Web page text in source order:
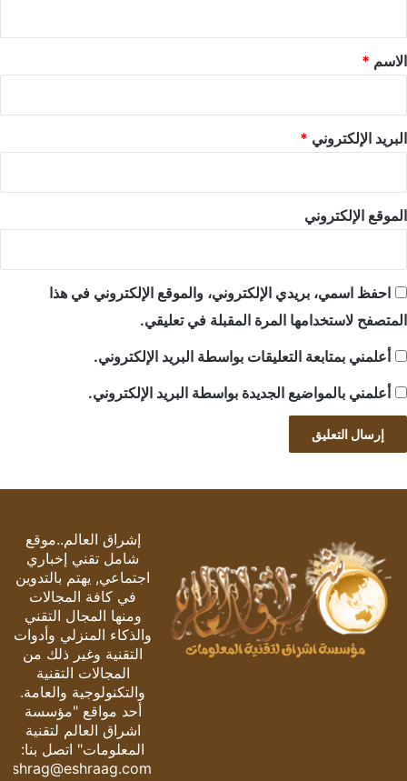
*
الاسم *
البريد الإلكتروني *
الموقع الإلكتروني
احفظ اسمي، بريدي الإلكتروني، والموقع الإلكتروني في هذا
المتصفح لاستخدامها المرة المقبلة في تعليقي.
أعلمني بمتابعة التعليقات بواسطة البريد الإلكتروني.
أعلمني بالمواضيع الجديدة بواسطة البريد الإلكتروني.
إشراق العالم..موقع
شامل تقني إخباري
اجتماعي, يهتم بالتدوين
في كافة المجالات
ومنها المجال التقني
والذكاء المنزلي وأدوات
التقنية وغير ذلك من
المجالات التقنية
والتكنولوجية والعامة.
أحد مواقع "مؤسسة
اشراق العالم لتقنية
المعلومات" اتصل بنا:
eshrag@eshraag.com